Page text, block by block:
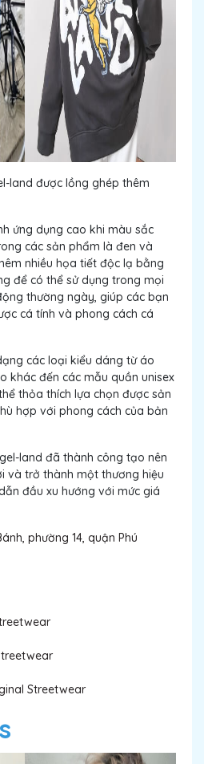
land được lồng ghép thêm
ứng dụng cao khi màu sắc
các sản phẩm là đen và
nhiều họa tiết độc lạ bằng
để có thể sử dụng trong mọi
thường ngày, giúp các bạn
cá tính và phong cách cá
các loại kiểu dáng từ áo
khác đến các mẫu quần unisex
thỏa thích lựa chọn được sản
hợp với phong cách của bản
land đã thành công tạo nên
và trở thành một thương hiệu
đầu xu hướng với mức giá
phường 14, quận Phú
Streetwear